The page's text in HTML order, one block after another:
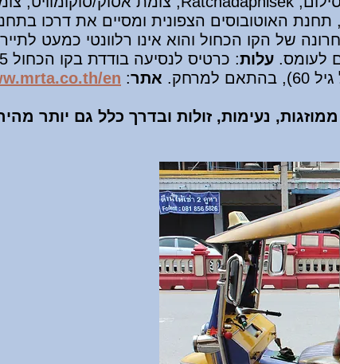
של הקו הכחול והוא אינו רלוונטי כמעט
עלות
אתר:
en
נעימות, זולות ובדרך כלל גם יותר